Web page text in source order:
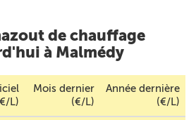
de chauffage
à Malmédy
L)
Mois dernier
(€/L)
Année dernière
(€/L)